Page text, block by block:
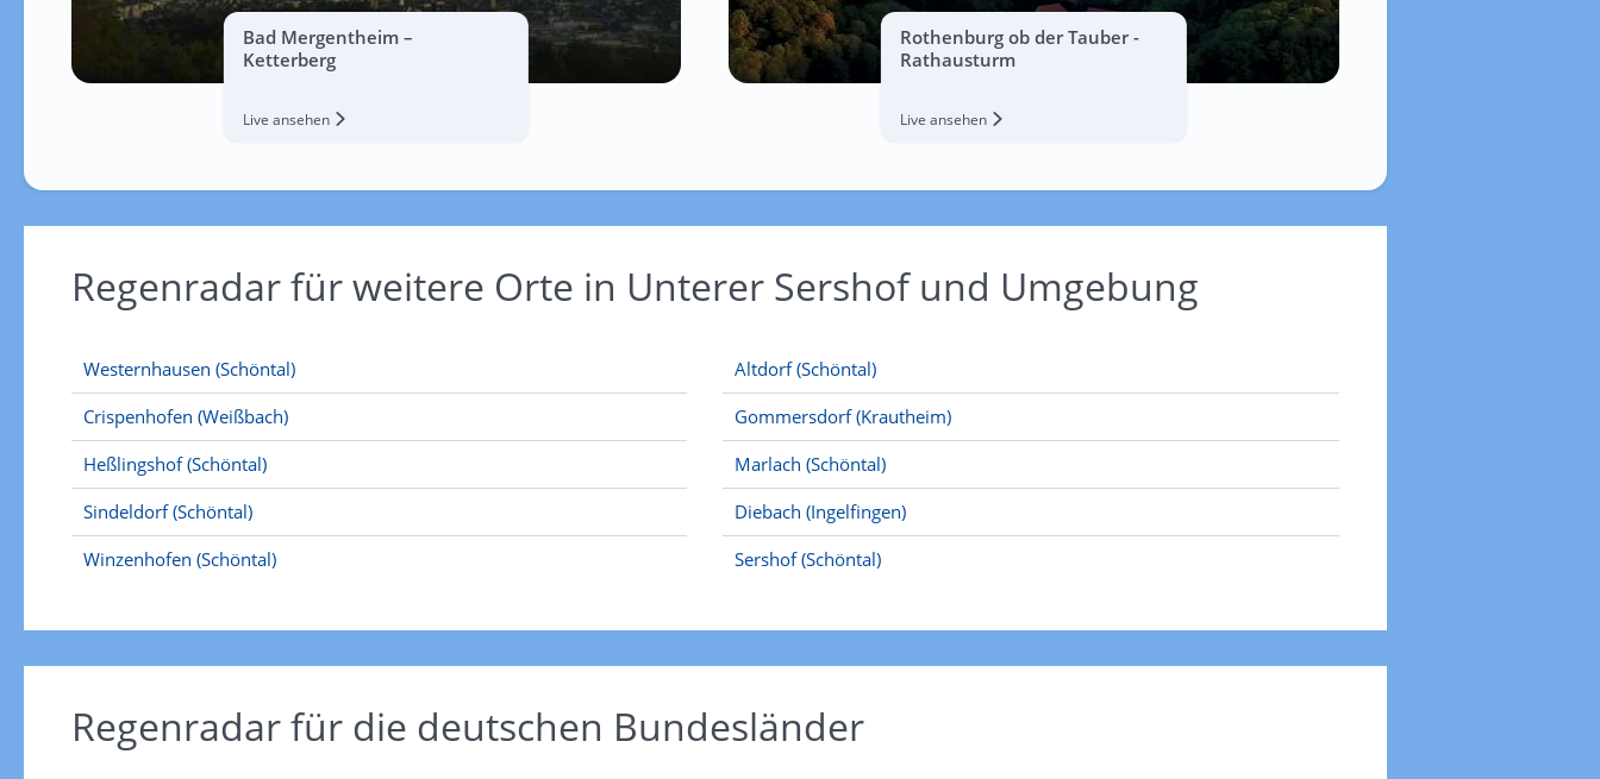
Bad Mergentheim –
Ketterberg
Live ansehen
Rothenburg ob der Tauber -
Rathausturm
Live ansehen
Regenradar für weitere Orte in Unterer Sershof und Umgebung
Westernhausen (Schöntal)
Crispenhofen (Weißbach)
Heßlingshof (Schöntal)
Sindeldorf (Schöntal)
Winzenhofen (Schöntal)
Altdorf (Schöntal)
Gommersdorf (Krautheim)
Marlach (Schöntal)
Diebach (Ingelfingen)
Sershof (Schöntal)
Regenradar für die deutschen Bundesländer